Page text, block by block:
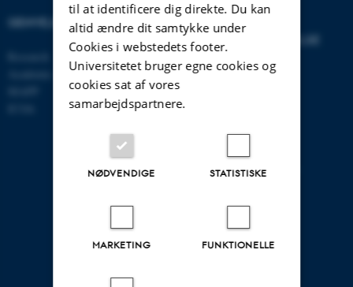
INSTITUT FOR
VIRKSOMHEDSLEDELSE
Aarhus BSS
Universitetsbyen 61
EAN nr: 5798000424944
GENVEJE
Academic and administrative staff
til at identificere dig direkte. Du kan
altid ændre dit samtykke under
Cookies i webstedets footer.
Universitetet bruger egne cookies og
cookies sat af vores
samarbejdspartnere.
NØDVENDIGE STATISTISKE
MARKETING FUNKTIONELLE